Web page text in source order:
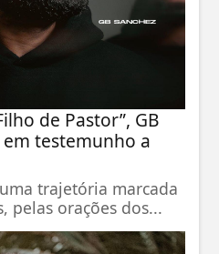
de Pastor”, GB
testemunho a
trajetória marcada
pelas orações dos...